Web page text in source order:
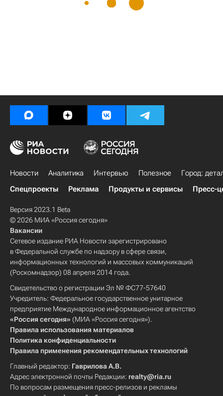
Новости Аналитика Интервью Полезное
Город:
Спецпроекты
Реклама Продукты и сервисы Пресс-
Версия 2023.1 Beta
© 2026 МИА «Россия сегодня»
Вакансии
Сетевое издание РИА Новости зарегистрировано
в Федеральной службе по надзору в сфере связи,
информационных технологий и массовых коммуникаций
(Роскомнадзор) 08 апреля 2014 года.
Свидетельство о регистрации Эл № ФС77-57640
Учредитель: Федеральное государственное унитарное
предприятие Международное информационное агентство
«Россия сегодня» (МИА «Россия сегодня»).
Правила использования материалов
Политика конфиденциальности
Правила применения рекомендательных технологий
Главный редактор: Гаврилова А.В.
Адрес электронной почты Редакции: realty@ria.ru
По вопросам размещения пресс-релизов и рекламы